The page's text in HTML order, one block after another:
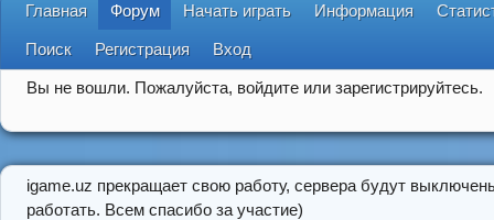
Главная Форум Начать играть Информация
Поиск Регистрация Вход
Вы не вошли. Пожалуйста, войдите или зарегистрируйтесь.
igame.uz прекращает свою работу, сервера будут
работать. Всем спасибо за участие)